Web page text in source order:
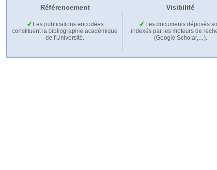
Référencement Visibilité
Les publications encodées
constituent la bibliographie académique
de l'Université.
Les documents déposés
indexés par les moteurs de
(Google Scholar,…).